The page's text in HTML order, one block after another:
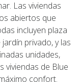
Las viviendas
abiertos que
incluyen plaza
privado, y las
unidades,
viviendas de Blue
confort.